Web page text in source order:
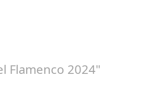
Flamenco 2024"